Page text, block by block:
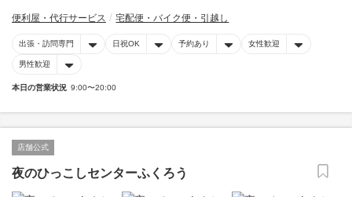
便利屋・代行サービス 宅配便・バイク便・引越し
出張・訪問専門 日祝OK 予約あり 女性歓迎
男性歓迎
本日の営業状況 9:00〜20:00
店舗公式
夜のひっこしセンターふくろう